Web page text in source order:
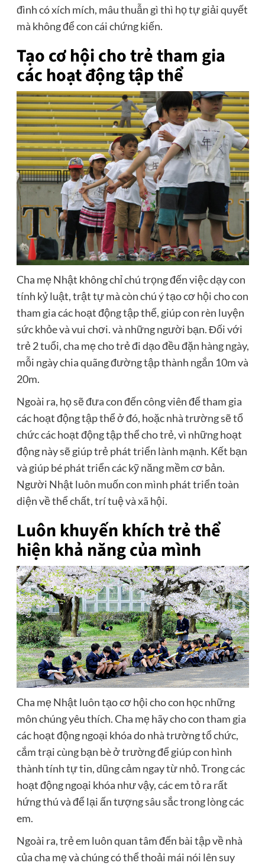
đình có xích mích, mâu thuẫn gì thì họ tự giải quyết
mà không để con cái chứng kiến.
Tạo cơ hội cho trẻ tham gia
các hoạt động tập thể
Cha mẹ Nhật không chỉ chú trọng đến việc dạy con
tính kỷ luật, trật tự mà còn chú ý tạo cơ hội cho con
tham gia các hoạt động tập thể, giúp con rèn luyện
sức khỏe và vui chơi. và những người bạn. Đối với
trẻ 2 tuổi, cha mẹ cho trẻ đi dạo đều đặn hàng ngày,
mỗi ngày chia quãng đường tập thành ngắn 10m và
20m.
Ngoài ra, họ sẽ đưa con đến công viên để tham gia
các hoạt động tập thể ở đó, hoặc nhà trường sẽ tổ
chức các hoạt động tập thể cho trẻ, vì những hoạt
động này sẽ giúp trẻ phát triển lành mạnh. Kết bạn
và giúp bé phát triển các kỹ năng mềm cơ bản.
Người Nhật luôn muốn con mình phát triển toàn
diện về thể chất, trí tuệ và xã hội.
Luôn khuyến khích trẻ thể
hiện khả năng của mình
Cha mẹ Nhật luôn tạo cơ hội cho con học những
môn chúng yêu thích. Cha mẹ hãy cho con tham gia
các hoạt động ngoại khóa do nhà trường tổ chức,
cắm trại cùng bạn bè ở trường để giúp con hình
thành tính tự tin, dũng cảm ngay từ nhỏ. Trong các
hoạt động ngoại khóa như vậy, các em tỏ ra rất
hứng thú và để lại ấn tượng sâu sắc trong lòng các
em.
Ngoài ra, trẻ em luôn quan tâm đến bài tập về nhà
của cha mẹ và chúng có thể thoải mái nói lên suy